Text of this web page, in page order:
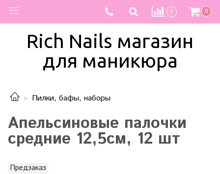
0 0
Rich Nails магазин
для маникюра
Пилки, бафы, наборы
Апельсиновые палочки
средние 12,5см, 12 шт
Предзаказ